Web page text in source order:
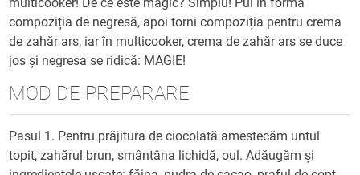
compoziția de negresă, apoi torni compoziția pentru crema
de zahăr ars, iar în multicooker, crema de zahăr ars se duce
jos și negresa se ridică: MAGIE!
MOD DE PREPARARE
Pasul 1. Pentru prăjitura de ciocolată amestecăm untul
topit, zahărul brun, smântâna lichidă, oul. Adăugăm și